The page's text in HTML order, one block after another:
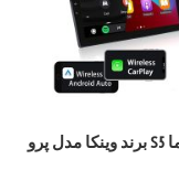
مانیتور اندروید هایما S5 برند وینکا مدل پرو